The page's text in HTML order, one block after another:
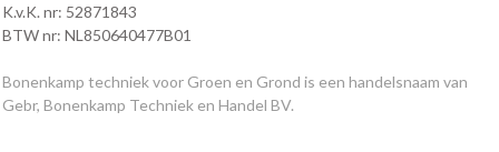
K.v.K. nr: 52871843
BTW nr: NL850640477B01
Bonenkamp techniek voor Groen en Grond is een handelsnaam van
Gebr, Bonenkamp Techniek en Handel BV.